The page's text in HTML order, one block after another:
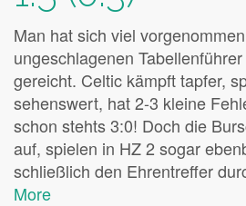
Man hat sich viel
ungeschlagenen
gereicht. Celtic kämpft tapfer,
sehenswert, hat 2-3 kleine
schon stehts 3:0! Doch die
auf, spielen in HZ 2 sogar
schließlich den Ehrentreffer
More